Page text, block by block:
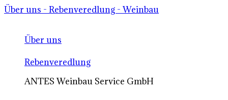
Über uns - Rebenveredlung - Weinbau
Über uns
Rebenveredlung
ANTES Weinbau Service GmbH